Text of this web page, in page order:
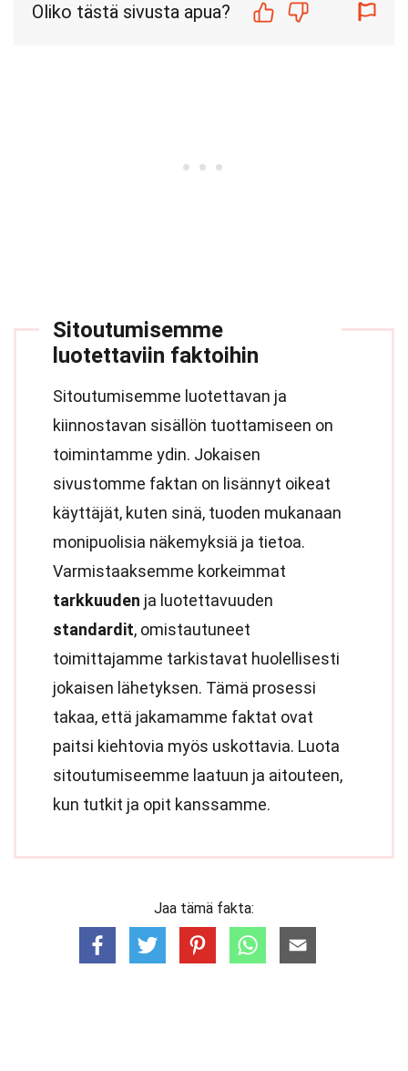
Oliko tästä sivusta apua?
Sitoutumisemme
luotettaviin faktoihin
Sitoutumisemme luotettavan ja
kiinnostavan sisällön tuottamiseen on
toimintamme ydin. Jokaisen
sivustomme faktan on lisännyt oikeat
käyttäjät, kuten sinä, tuoden mukanaan
monipuolisia näkemyksiä ja tietoa.
Varmistaaksemme korkeimmat
tarkkuuden ja luotettavuuden
standardit, omistautuneet
toimittajamme tarkistavat huolellisesti
jokaisen lähetyksen. Tämä prosessi
takaa, että jakamamme faktat ovat
paitsi kiehtovia myös uskottavia. Luota
sitoutumiseemme laatuun ja aitouteen,
kun tutkit ja opit kanssamme.
Jaa tämä fakta: